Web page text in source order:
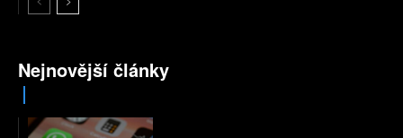
Nejnovější články